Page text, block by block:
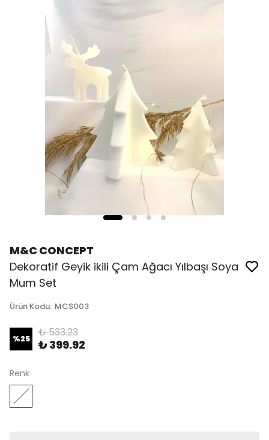
M&C CONCEPT
Dekoratif Geyik ikili Çam Ağacı Yılbaşı Soya
Mum Set
Ürün Kodu: MCS003
%25 ₺ 533.23
₺ 399.92
Renk